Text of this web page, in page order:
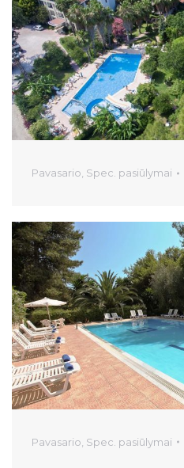
Pavasario Spec. pasiūlymai
Pavasario Spec. pasiūlymai